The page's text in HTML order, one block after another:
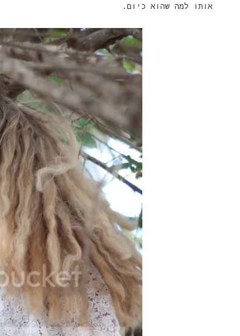
אותו למה שהוא כיום.